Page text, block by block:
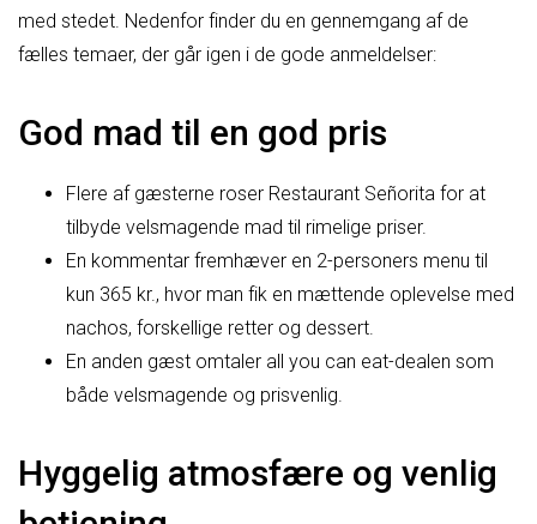
med stedet. Nedenfor finder du en gennemgang af de
fælles temaer, der går igen i de gode anmeldelser:
God mad til en god pris
Flere af gæsterne roser Restaurant Señorita for at
tilbyde velsmagende mad til rimelige priser.
En kommentar fremhæver en 2-personers menu til
kun 365 kr., hvor man fik en mættende oplevelse med
nachos, forskellige retter og dessert.
En anden gæst omtaler all you can eat-dealen som
både velsmagende og prisvenlig.
Hyggelig atmosfære og venlig